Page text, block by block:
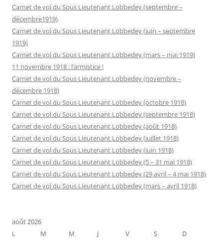
Carnet de vol du Sous Lieutenant Lobbedey (septembre –
décembre1919)
Carnet de vol du Sous Lieutenant Lobbedey (juin – septembre
1919)
Carnet de vol du Sous Lieutenant Lobbedey (mars – mai 1919)
11 novembre 1918 : l’armistice !
Carnet de vol du Sous Lieutenant Lobbedey (novembre –
décembre 1918)
Carnet de vol du Sous Lieutenant Lobbedey (octobre 1918)
Carnet de vol du Sous Lieutenant Lobbedey (septembre 1918)
Carnet de vol du Sous Lieutenant Lobbedey (août 1918)
Carnet de vol du Sous Lieutenant Lobbedey (juillet 1918)
Carnet de vol du Sous Lieutenant Lobbedey (juin 1918)
Carnet de vol du Sous Lieutenant Lobbedey (5 – 31 mai 1918)
Carnet de vol du Sous Lieutenant Lobbedey (29 avril – 4 mai 1918)
Carnet de vol du Sous Lieutenant Lobbedey (mars – avril 1918)
août 2026
L
M M J V S
D